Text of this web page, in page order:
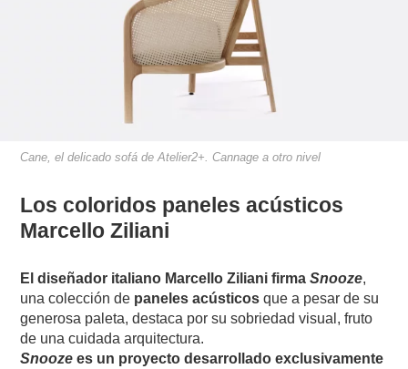
Cane, el delicado sofá de Atelier2+. Cannage a otro nivel
Los coloridos paneles acústicos
Marcello Ziliani
El diseñador italiano Marcello Ziliani firmaSnooze,
una colección de paneles acústicos que a pesar de su
generosa paleta, destaca por su sobriedad visual, fruto
de una cuidada arquitectura.
Snooze es un proyecto desarrollado exclusivamente